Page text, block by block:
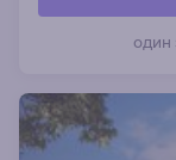
один